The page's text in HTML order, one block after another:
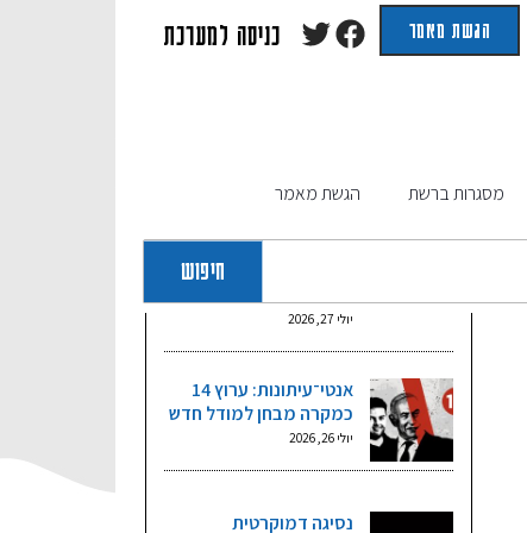
חיפוש
כניסה למערכת הגשת מאמר
מסגרות ברשת הגשת מאמר
השתקפותה של מלחמת
חרבות ברזל בקרב מובילי
יולי 27, 2026
אנטי־עיתונות: ערוץ 14
כמקרה מבחן למודל חדש
יולי 26, 2026
נסיגה דמוקרטית